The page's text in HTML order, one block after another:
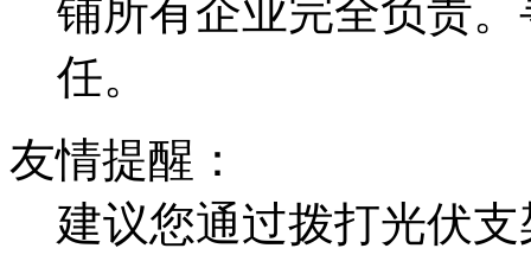
铺所有企业完全负责
任。
友情提醒：
建议您通过拨打光伏